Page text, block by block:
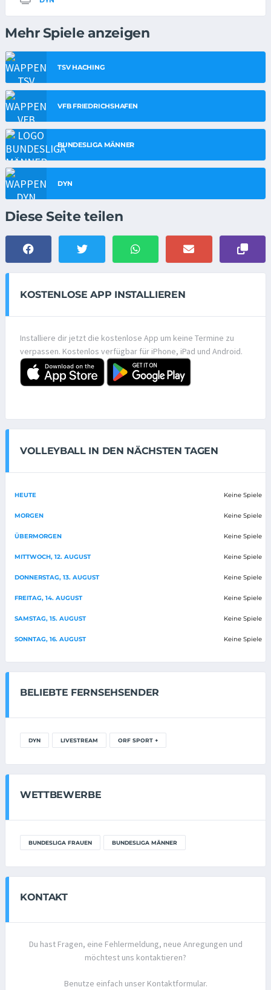
Mehr Spiele anzeigen
TSV HACHING
VFB FRIEDRICHSHAFEN
BUNDESLIGA MÄNNER
DYN
Diese Seite teilen
KOSTENLOSE APP INSTALLIEREN
Installiere dir jetzt die kostenlose App um keine Termine zu
verpassen. Kostenlos verfügbar für iPhone, iPad und Android.
VOLLEYBALL IN DEN NÄCHSTEN TAGEN
HEUTE Keine Spiele
MORGEN Keine Spiele
ÜBERMORGEN Keine Spiele
MITTWOCH, 12. AUGUST Keine Spiele
DONNERSTAG, 13. AUGUST Keine Spiele
FREITAG, 14. AUGUST Keine Spiele
SAMSTAG, 15. AUGUST Keine Spiele
SONNTAG, 16. AUGUST Keine Spiele
BELIEBTE FERNSEHSENDER
DYN LIVESTREAM ORF SPORT +
WETTBEWERBE
BUNDESLIGA FRAUEN BUNDESLIGA MÄNNER
KONTAKT
Du hast Fragen, eine Fehlermeldung, neue Anregungen und
möchtest uns kontaktieren?
Benutze einfach unser Kontaktformular.